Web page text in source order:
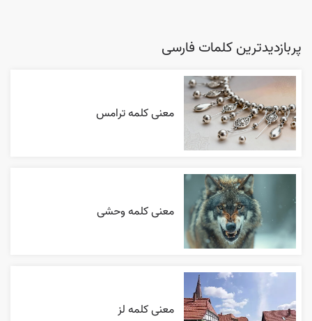
پربازدیدترین کلمات فارسی
معنی کلمه ترامس
معنی کلمه وحشی
معنی کلمه لز